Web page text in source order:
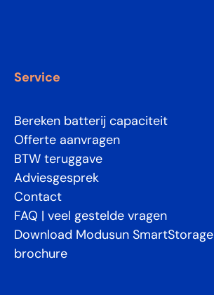
Service
Bereken batterij capaciteit
Offerte aanvragen
BTW teruggave
Adviesgesprek
Contact
FAQ | veel gestelde vragen
Download Modusun SmartStorage
brochure